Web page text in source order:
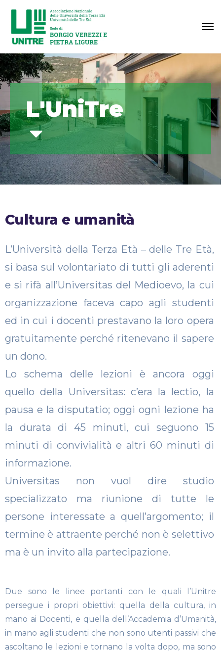
L'UniTre
Cultura e umanità
L’Università della Terza Età – delle Tre Età,
si basa sul volontariato di tutti gli aderenti
e si rifà all’Universitas del Medioevo, la cui
organizzazione faceva capo agli studenti
ed in cui i docenti prestavano la loro opera
gratuitamente perché ritenevano il sapere
un dono.
Lo schema delle lezioni è ancora oggi
quello della Universitas: c’era la lectio, la
pausa e la disputatio; oggi ogni lezione ha
la durata di 45 minuti, cui seguono 15
minuti di convivialità e altri 60 minuti di
informazione.
Universitas non vuol dire studio
specializzato ma riunione di tutte le
persone interessate a quell’argomento; il
termine è attraente perché non è selettivo
ma è un invito alla partecipazione.
Due sono le linee portanti con le quali l’Unitre
persegue i propri obiettivi: quella della cultura, in
mano ai Docenti, e quella dell’Accademia d’Umanità,
in mano agli studenti che non sono utenti passivi che
ascoltano le lezioni e tornano la volta dopo, ma sono